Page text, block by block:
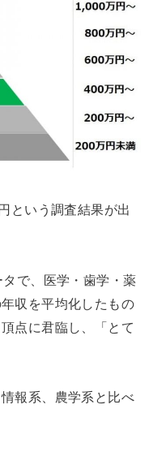
という調査結果が出
で、医学・歯学・薬
収を平均化したもの
点に君臨し、「とて
報系、農学系と比べ